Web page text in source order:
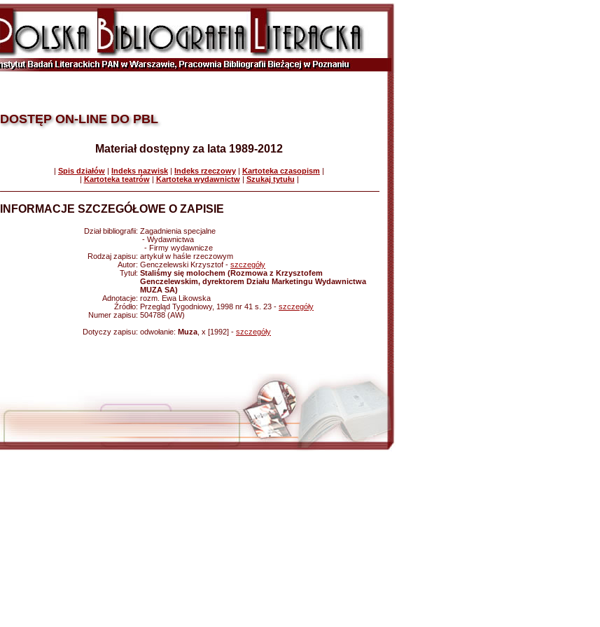
DOSTĘP ON-LINE DO PBL
Materiał dostępny za lata 1989-2012
| Spis działów | Indeks nazwisk | Indeks rzeczowy | Kartoteka czasopism |
| Kartoteka teatrów| Kartoteka wydawnictw| Szukaj tytułu |
INFORMACJE SZCZEGÓŁOWE O ZAPISIE
Dział bibliografii: Zagadnienia specjalne
- Wydawnictwa
- Firmy wydawnicze
Rodzaj zapisu: artykuł w haśle rzeczowym
Autor: Genczelewski Krzysztof - szczegóły
Tytuł: Staliśmy się molochem (Rozmowa z Krzysztofem
Genczelewskim, dyrektorem Działu Marketingu Wydawnictwa
MUZA SA)
Adnotacje: rozm. Ewa Likowska
Źródło: Przegląd Tygodniowy, 1998 nr 41 s. 23 - szczegóły
Numer zapisu: 504788 (AW)
Dotyczy zapisu: odwołanie: Muza , x [1992] - szczegóły